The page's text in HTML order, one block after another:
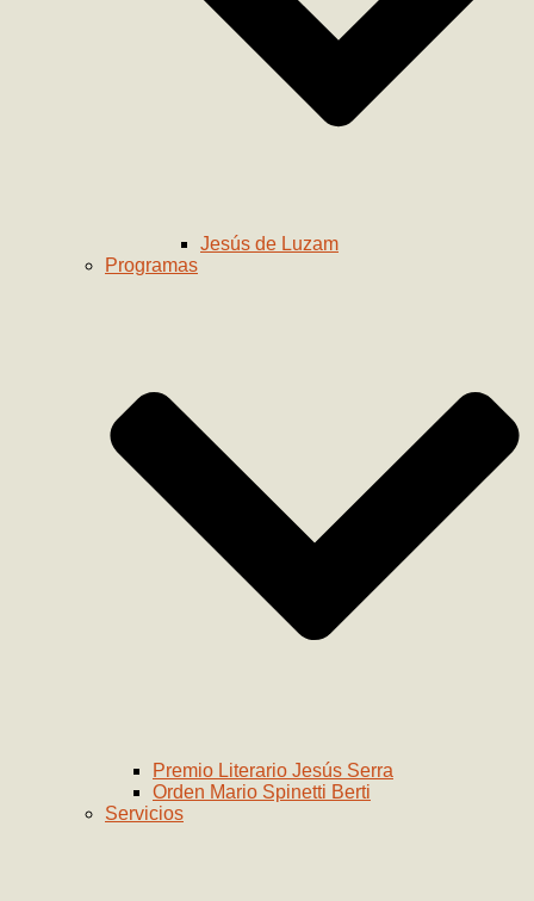
Jesús de Luzam
Programas
Premio Literario Jesús Serra
Orden Mario Spinetti Berti
Servicios